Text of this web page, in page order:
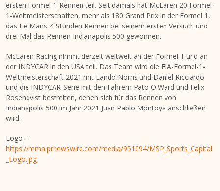
ersten Formel-1-Rennen teil. Seit damals hat McLaren 20 Formel-
1-Weltmeisterschaften, mehr als 180 Grand Prix in der Formel 1,
das Le-Mans-4-Stunden-Rennen bei seinem ersten Versuch und
drei Mal das Rennen Indianapolis 500 gewonnen.
McLaren Racing nimmt derzeit weltweit an der Formel 1 und an
der INDYCAR in den USAteil. Das Team wird die FIA-Formel-1-
Weltmeisterschaft 2021 mit Lando Norris und Daniel Ricciardo
und die INDYCAR-Serie mit den Fahrern Pato O'Ward und Felix
Rosenqvist bestreiten, denen sich für das Rennen von
Indianapolis 500 im Jahr 2021 Juan Pablo Montoya anschließen
wird.
Logo –
https://mma.prnewswire.com/media/951094/MSP_Sports_Capital
_Logo.jpg